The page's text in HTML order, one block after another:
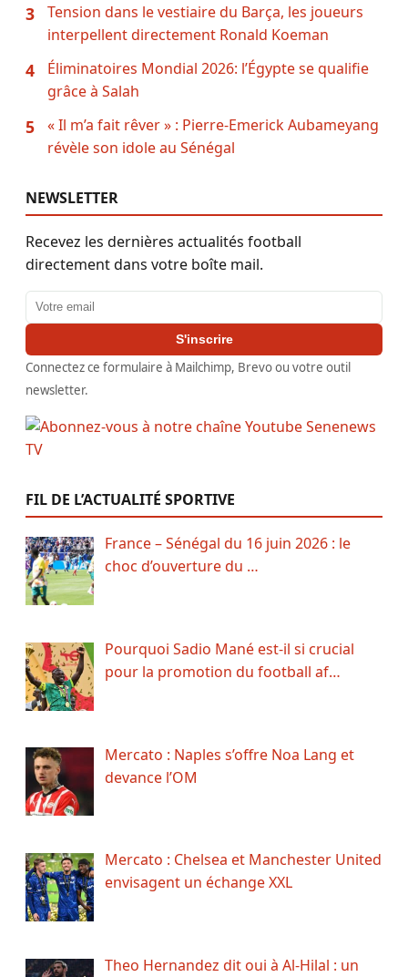
3
Tension dans le vestiaire du Barça, les joueurs
interpellent directement Ronald Koeman
4
Éliminatoires Mondial 2026: l’Égypte se qualifie
grâce à Salah
5
« Il m’a fait rêver » : Pierre-Emerick Aubameyang
révèle son idole au Sénégal
NEWSLETTER
Recevez les dernières actualités football
directement dans votre boîte mail.
Adresse email
S'inscrire
Connectez ce formulaire à Mailchimp, Brevo ou votre outil
newsletter.
FIL DE L’ACTUALITÉ SPORTIVE
France – Sénégal du 16 juin 2026 : le
choc d’ouverture du …
Pourquoi Sadio Mané est-il si crucial
pour la promotion du football af…
Mercato : Naples s’offre Noa Lang et
devance l’OM
Mercato : Chelsea et Manchester United
envisagent un échange XXL
Theo Hernandez dit oui à Al-Hilal : un